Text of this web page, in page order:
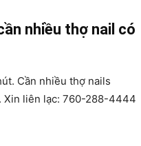
vặt
nhiều thợ nail có
Cần nhiều thợ nails
Xin liên lạc: 760-288-4444